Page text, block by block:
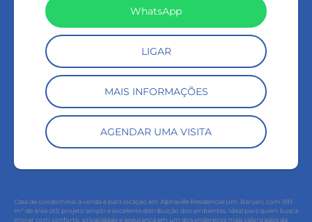
WhatsApp
LIGAR
MAIS INFORMAÇÕES
AGENDAR UMA VISITA
Casa de condomínio à venda e para locação em Alphaville Residencial Um, Barueri, com 593
m² de área útil, projeto amplo e excelente distribuição dos ambientes. Ideal para quem busca
morar com conforto, privacidade e segurança em um dos endereços mais valorizados da